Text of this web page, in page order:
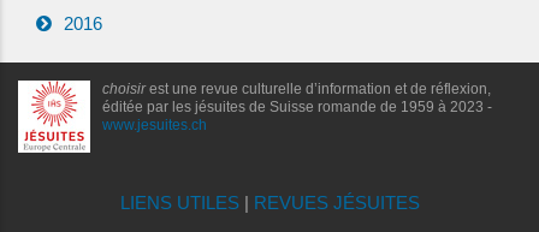
2016
choisirest une revue culturelle d’information et de réflexion,
éditée par les jésuites de Suisse romande de 1959 à 2023 -
www.jesuites.ch
LIENS UTILES| REVUES JÉSUITES